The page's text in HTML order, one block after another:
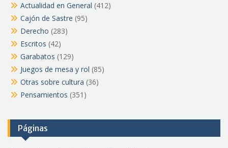
Actualidad en General (412)
Cajón de Sastre (95)
Derecho (283)
Escritos (42)
Garabatos (129)
Juegos de mesa y rol (85)
Otras sobre cultura (36)
Pensamientos (351)
Páginas